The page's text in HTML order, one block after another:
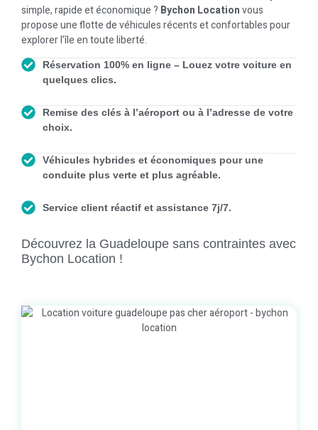
simple, rapide et économique ? Bychon Locationvous
propose une flotte de véhicules récents et confortables pour
explorer l’île en toute liberté.
Réservation 100% en ligne – Louez votre voiture en
quelques clics.
Remise des clés à l’aéroport ou à l’adresse de votre
choix.
Véhicules hybrides et économiques pour une
conduite plus verte et plus agréable.
Service client réactif et assistance 7j/7.
Découvrez la Guadeloupe sans contraintes avec
Bychon Location !